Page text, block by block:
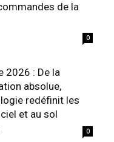
de la
0
2026 : De la
absolue,
redéfinit les
et au sol
0